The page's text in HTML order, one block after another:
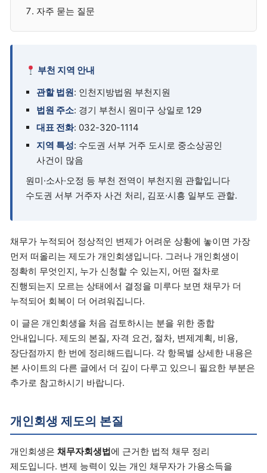
자주 묻는 질문
부천 지역 안내
관할 법원: 인천지방법원 부천지원
법원 주소: 경기 부천시 원미구 상일로 129
대표 전화: 032-320-1114
지역 특성: 수도권 서부 거주 도시로 중소상공인
사건이 많음
원미·소사·오정 등 부천 전역이 부천지원 관할입니다
수도권 서부 거주자 사건 처리, 김포·시흥 일부도 관할.
채무가 누적되어 정상적인 변제가 어려운 상황에 놓이면 가장
먼저 떠올리는 제도가 개인회생입니다. 그러나 개인회생이
정확히 무엇인지, 누가 신청할 수 있는지, 어떤 절차로
진행되는지 모르는 상태에서 결정을 미루다 보면 채무가 더
누적되어 회복이 더 어려워집니다.
이 글은 개인회생을 처음 검토하시는 분을 위한 종합
안내입니다. 제도의 본질, 자격 요건, 절차, 변제계획, 비용,
장단점까지 한 번에 정리해드립니다. 각 항목별 상세한 내용은
본 사이트의 다른 글에서 더 깊이 다루고 있으니 필요한 부분은
추가로 참고하시기 바랍니다.
개인회생 제도의 본질
개인회생은 채무자회생법에 근거한 법적 채무 정리
제도입니다. 변제 능력이 있는 개인 채무자가 가용소득을